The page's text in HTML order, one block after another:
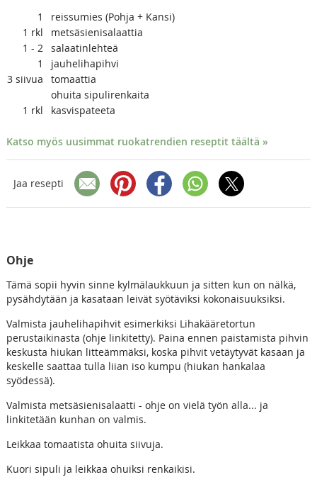
1
reissumies (Pohja + Kansi)
1 rkl
metsäsienisalaattia
1 - 2 salaatinlehteä
1
jauhelihapihvi
3 siivua
tomaattia
ohuita sipulirenkaita
1 rkl kasvispateeta
Katso myös uusimmat ruokatrendien reseptit täältä »
Jaa resepti
Ohje
Tämä sopii hyvin sinne kylmälaukkuun ja sitten kun on nälkä,
pysähdytään ja kasataan leivät syötäviksi kokonaisuuksiksi.
Valmista jauhelihapihvit esimerkiksi Lihakääretortun
perustaikinasta (ohje linkitetty). Paina ennen paistamista pihvin
keskusta hiukan litteämmäksi, koska pihvit vetäytyvät kasaan ja
keskelle saattaa tulla liian iso kumpu (hiukan hankalaa
syödessä).
Valmista metsäsienisalaatti - ohje on vielä työn alla... ja
linkitetään kunhan on valmis.
Leikkaa tomaatista ohuita siivuja.
Kuori sipuli ja leikkaa ohuiksi renkaikisi.